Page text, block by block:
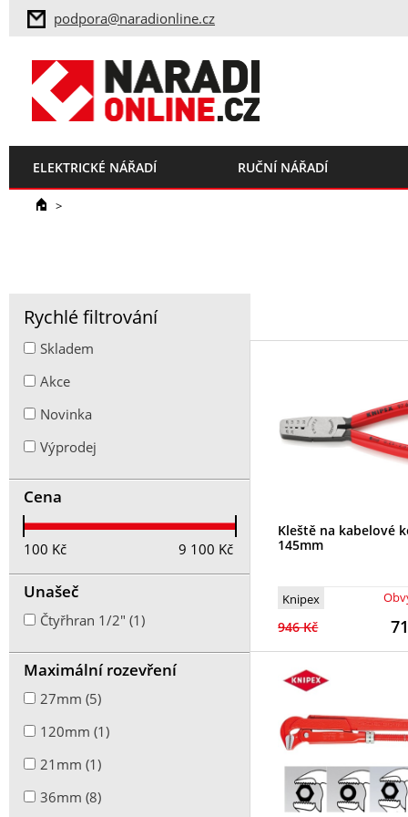
podpora@naradionline.cz
ELEKTRICKÉ NÁŘADÍ RUČNÍ NÁŘADÍ
>
Kleště na kabelové
145mm
Knipex
946 Kč
Rychlé filtrování
Skladem
Akce
Novinka
Výprodej
Cena
100 Kč 9 100 Kč
Unašeč
Čtyřhran 1/2" (1)
Maximální rozevření
27mm (5)
120mm (1)
21mm (1)
36mm (8)